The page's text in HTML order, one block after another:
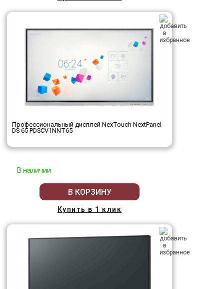
Профессиональный дисплей NexTouch NextPanel
DS 65 PDSCV1NNT65
В наличии
В КОРЗИНУ
Купить в 1 клик